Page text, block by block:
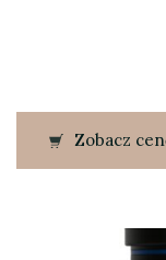
Zobacz